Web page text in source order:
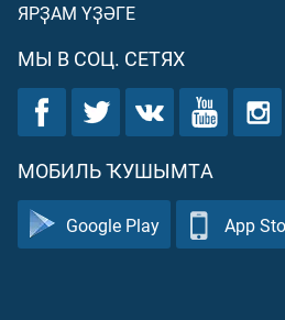
ЯРҘАМ ҮҘӘГЕ
МЫ В СОЦ. СЕТЯХ
МОБИЛЬ ҠУШЫМТА
Google Play App